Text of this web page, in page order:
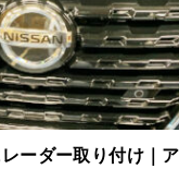
ーダー取り付け｜